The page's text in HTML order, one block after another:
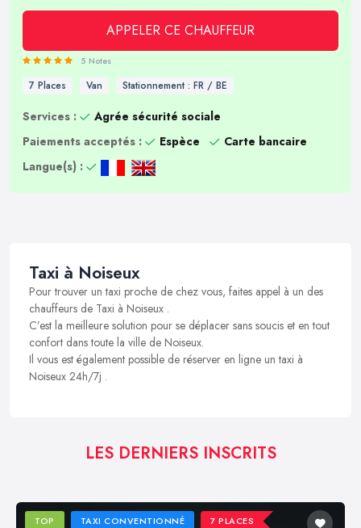
APPELER CE CHAUFFEUR
5 Notes
7 Places Van Stationnement : FR / BE
Services :
Agrée sécurité sociale
Paiements acceptés :
Espèce
Carte bancaire
Langue(s) :
Taxi à Noiseux
Pour trouver un taxi proche de chez vous, faites appel à un des
chauffeurs de Taxi à Noiseux .
C’est la meilleure solution pour se déplacer sans soucis et en tout
confort dans toute la ville de Noiseux.
Il vous est également possible de réserver en ligne un taxi à
Noiseux 24h/7j .
LES DERNIERS INSCRITS
TOP TAXI CONVENTIONNÉ 7 PLACES